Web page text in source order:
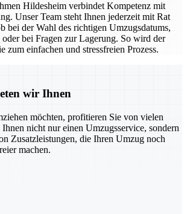
Hildesheim verbindet Kompetenz mit
Unser Team steht Ihnen jederzeit mit Rat
bei der Wahl des richtigen Umzugsdatums,
oder bei Fragen zur Lagerung. So wird der
zum einfachen und stressfreien Prozess.
wir Ihnen
möchten, profitieren Sie von vielen
nicht nur einen Umzugsservice, sondern
Zusatzleistungen, die Ihren Umzug noch
machen.